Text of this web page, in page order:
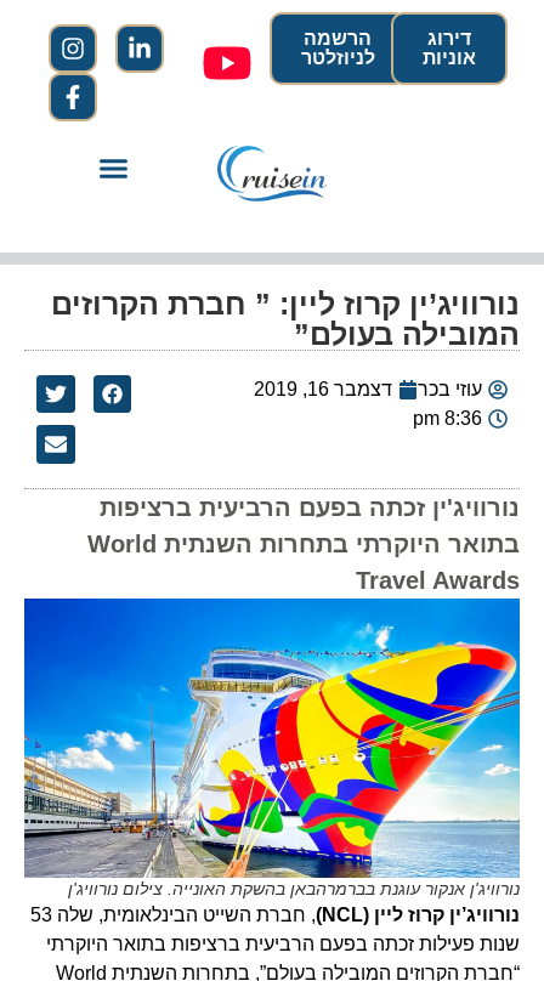
הרשמה
לניוזלטר
דירוג
אוניות
נורוויג’ין קרוז ליין: ” חברת הקרוזים
המובילה בעולם”
עוזי בכר
דצמבר 16, 2019
8:36 pm
נורוויג'ין זכתה בפעם הרביעית ברציפות
בתואר היוקרתי בתחרות השנתית World
Travel Awards
נורוויג'ן אנקור עוגנת בברמרהבאן בהשקת האונייה. צילום נורוויג'ן
נורוויג’ין קרוז ליין (NCL)
, חברת השייט הבינלאומית, שלה 53
שנות פעילות זכתה בפעם הרביעית ברציפות בתואר היוקרתי
“חברת הקרוזים המובילה בעולם”, בתחרות השנתית World